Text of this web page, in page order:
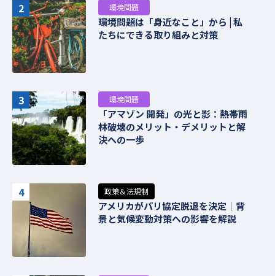
2 環境問題
環境問題は「身近なこと」から | 私
たちにできる取り組みと対策
3 環境問題
「アマゾン 開発」の光と影：熱帯雨
林破壊のメリット・デメリットと解
決への一歩
4 政策＆法規制
アメリカがパリ協定脱退を決定｜背
景と気候変動対策への影響を解説